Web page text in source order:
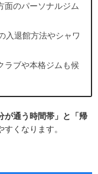
面のパーソナルジム
入退館方法やシャワ
ラブや本格ジムも候
が通う時間帯」と「帰
くなります。